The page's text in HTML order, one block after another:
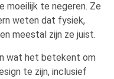
moeilijk te negeren. Ze
weten dat fysiek,
meestal zijn ze juist.
wat het betekent om
te zijn, inclusief